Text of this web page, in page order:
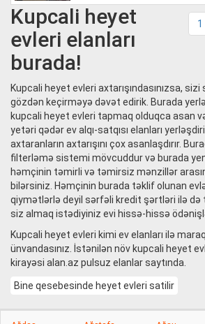
1
Kupcali heyet
evleri elanları
burada!
Kupcali heyet evleri axtarışındasınızsa, sizi
gözdən keçirməyə dəvət edirik. Burada
kupcali heyet evleri tapmaq olduqca asan
yetəri qədər ev alqı-satqısı elanları
axtaranların axtarışını çox asanlaşdırır.
filterləmə sistemi mövcuddur və burada
həmçinin təmirli və təmirsiz mənzillər
bilərsiniz. Həmçinin burada təklif olunan
qiymətlərlə deyil sərfəli kredit şərtləri ilə də
siz almaq istədiyiniz evi hissə-hissə
Kupcali heyet evleri kimi ev elanları ilə
ünvandasınız. İstənilən növ kupcali heyet
kirayəsi alan.az pulsuz elanlar saytında.
Bine qesebesinde heyet evleri satilir